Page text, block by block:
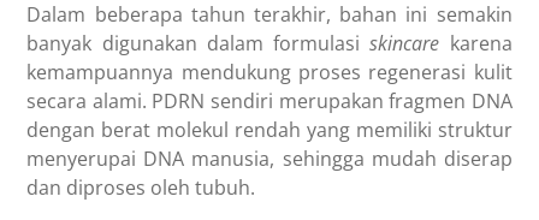
Dalam beberapa tahun terakhir, bahan ini semakin
banyak digunakan dalam formulasiskincare karena
kemampuannya mendukung proses regenerasi kulit
secara alami. PDRN sendiri merupakan fragmen DNA
dengan berat molekul rendah yang memiliki struktur
menyerupai DNA manusia, sehingga mudah diserap
dan diproses oleh tubuh.